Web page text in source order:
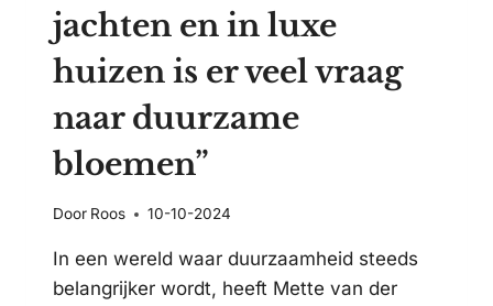
jachten en in luxe
huizen is er veel vraag
naar duurzame
bloemen”
Door Roos 10-10-2024
In een wereld waar duurzaamheid steeds
belangrijker wordt, heeft Mette van der